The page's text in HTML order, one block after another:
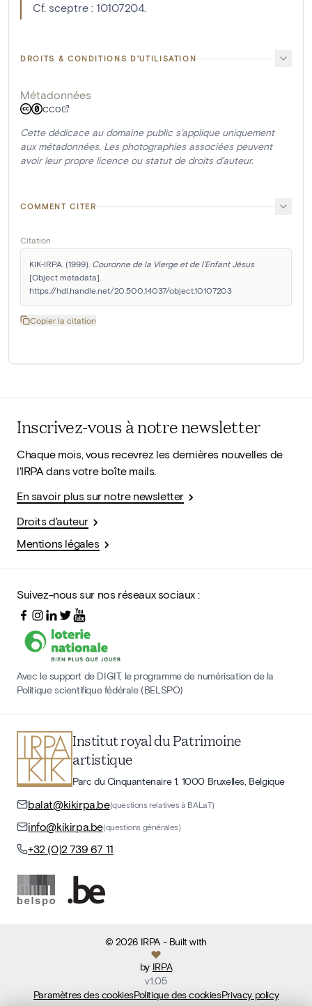
Cf. sceptre : 10107204.
DROITS & CONDITIONS D'UTILISATION
Métadonnées
CC0
Cette dédicace au domaine public s'applique uniquement
aux métadonnées. Les photographies associées peuvent
avoir leur propre licence ou statut de droits d'auteur.
COMMENT CITER
Citation
KIK-IRPA. (1999). Couronne de la Vierge et de l'Enfant Jésus
[Object metadata].
https://hdl.handle.net/20.500.14037/object.10107203
Copier la citation
Inscrivez-vous à notre newsletter
Chaque mois, vous recevrez les dernières nouvelles de
l'IRPA dans votre boîte mails.
En savoir plus sur notre newsletter
Droits d'auteur
Mentions légales
Suivez-nous sur nos réseaux sociaux :
Avec le support de DIGIT, le programme de numérisation de la
Politique scientifique fédérale (BELSPO)
Institut royal du Patrimoine
artistique
Parc du Cinquantenaire 1, 1000 Bruxelles, Belgique
balat@kikirpa.be(questions relatives à BALaT)
info@kikirpa.be(questions générales)
+32 (0)2 739 67 11
©2026 IRPA- Built with
by IRPA
v1.05
Paramètres des cookiesPolitique des cookiesPrivacy policy